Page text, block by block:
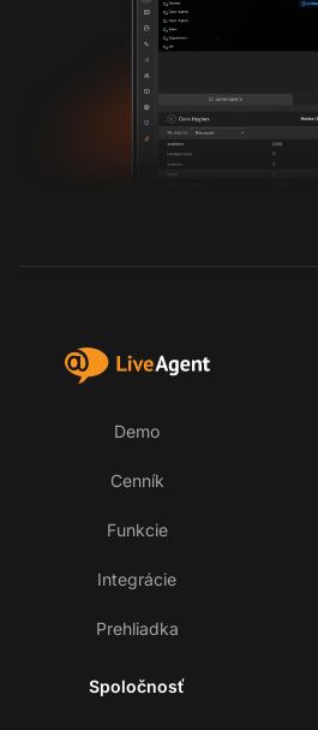
Demo
Cenník
Funkcie
Integrácie
Prehliadka
Spoločnosť